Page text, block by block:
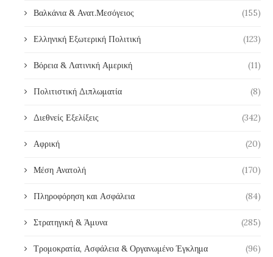
Βαλκάνια & Ανατ.Μεσόγειος (155)
Ελληνική Εξωτερική Πολιτική (123)
Βόρεια & Λατινική Αμερική (11)
Πολιτιστική Διπλωματία (8)
Διεθνείς Εξελίξεις (342)
Αφρική (20)
Μέση Ανατολή (170)
Πληροφόρηση και Ασφάλεια (84)
Στρατηγική & Άμυνα (285)
Τρομοκρατία, Ασφάλεια & Οργανωμένο Έγκλημα (96)